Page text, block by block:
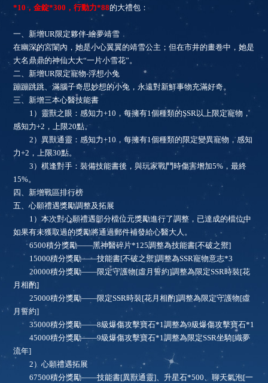
*10，金錠*300，行動力*88的大禮包：
一、 新增UR限定夥伴-繪夢靖雪
在幽深的宮闈內，她是小心翼翼的靖雪公主；但在市井的畫卷中，她是
大名鼎鼎的神仙大大“一片小雪花”。
二、 新增UR限定寵物-浮想小兔
蹦蹦跳跳、滿腦子奇思妙想的小兔，永遠對新鮮事物充滿好奇。
三、 新增三本心醫技能書
1）靈獸之眼：感知力+10，每擁有1個種類的SSR以上限定寵物，
感知力+2，上限20點。
2）異獸通靈：感知力+10，每擁有1個種類的限定變異寵物，感知
力+2，上限30點。
3）棋逢對手：裝備技能書後，與玩家戰鬥時傷害增加5%，最終
15%。
四、 新增戰區排行榜
五、心願禮遇獎勵調整及拓展
1）本次對心願禮遇部分檔位元獎勵進行了調整，已達成的檔位中
如果有未獲取過的獎勵將通過郵件補發給心醫大人。
6500積分獎勵——黑神醫碎片*125調整為技能書[不破之禦]
15000積分獎勵——技能書[不破之禦]調整為SSR寵物意志*3
20000積分獎勵——限定守護物[虛月誓約]調整為限定SSR時裝[花
月相酌]
25000積分獎勵——限定SSR時裝[花月相酌]調整為限定守護物[虛
月誓約]
35000積分獎勵——8級爆傷攻擊寶石*1調整為9級爆傷攻擊寶石*1
45000積分獎勵——9級爆傷攻擊寶石*1調整為限定SSR坐騎[織夢
流年]
2）心願禮遇拓展
67500積分獎勵——技能書[異獸通靈]、升星石*500、聊天氣泡[一